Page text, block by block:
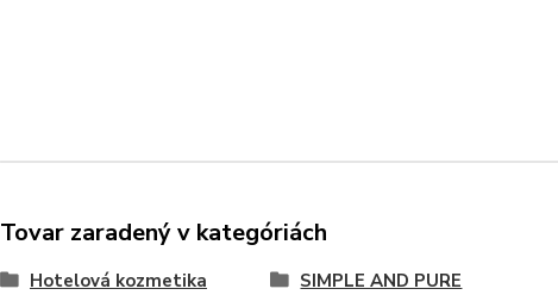
Tovar zaradený v kategóriách
Hotelová kozmetika SIMPLE AND PURE